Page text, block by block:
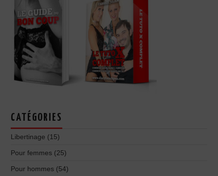
CATÉGORIES
Libertinage (15)
Pour femmes (25)
Pour hommes (54)